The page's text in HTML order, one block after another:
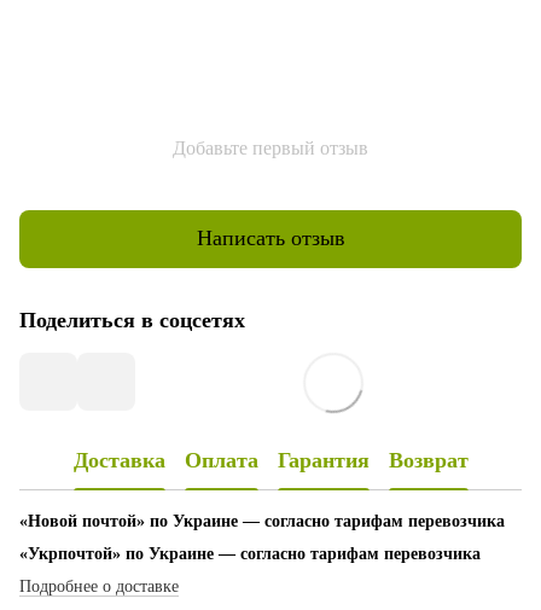
Добавьте первый отзыв
Написать отзыв
Поделиться в соцсетях
Доставка Оплата Гарантия Возврат
«Новой почтой» по Украине — согласно тарифам перевозчика
«Укрпочтой» по Украине — согласно тарифам перевозчика
Подробнее о доставке